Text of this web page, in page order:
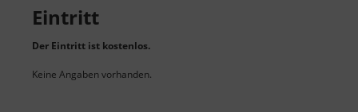
Eintritt
Der Eintritt ist kostenlos.
Keine Angaben vorhanden.